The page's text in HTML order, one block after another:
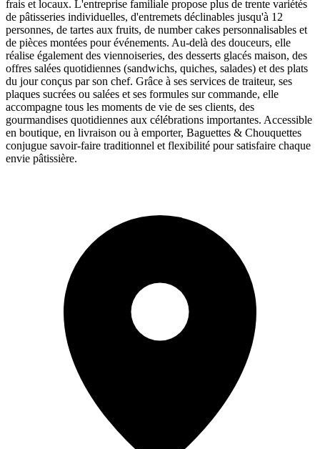
frais et locaux. L'entreprise familiale propose plus de trente variétés
de pâtisseries individuelles, d'entremets déclinables jusqu'à 12
personnes, de tartes aux fruits, de number cakes personnalisables et
de pièces montées pour événements. Au-delà des douceurs, elle
réalise également des viennoiseries, des desserts glacés maison, des
offres salées quotidiennes (sandwichs, quiches, salades) et des plats
du jour conçus par son chef. Grâce à ses services de traiteur, ses
plaques sucrées ou salées et ses formules sur commande, elle
accompagne tous les moments de vie de ses clients, des
gourmandises quotidiennes aux célébrations importantes. Accessible
en boutique, en livraison ou à emporter, Baguettes & Chouquettes
conjugue savoir-faire traditionnel et flexibilité pour satisfaire chaque
envie pâtissière.